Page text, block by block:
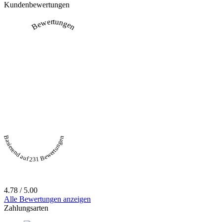
Kundenbewertungen
Bewertungen
Basierend auf 231 Bewertungen
4.78 / 5.00
Alle Bewertungen anzeigen
Zahlungsarten